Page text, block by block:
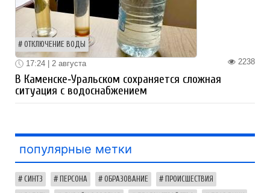
ОТКЛЮЧЕНИЕ ВОДЫ
2238
17:24 | 2 августа
В Каменске‑Уральском сохраняется сложная
ситуация с водоснабжением
популярные метки
СИНТЗ ПЕРСОНА ОБРАЗОВАНИЕ ПРОИСШЕСТВИЯ